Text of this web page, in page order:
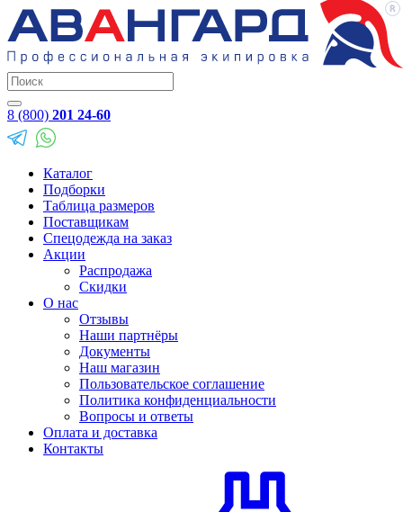
8 (800) 201 24-60
Каталог
Подборки
Таблица размеров
Поставщикам
Спецодежда на заказ
Акции
Распродажа
Скидки
О нас
Отзывы
Наши партнёры
Документы
Наш магазин
Пользовательское соглашение
Политика конфиденциальности
Вопросы и ответы
Оплата и доставка
Контакты